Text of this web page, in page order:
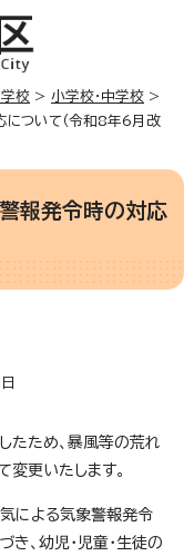
学校 > 小学校・中学校 >
ついて（令和8年6月改
報発令時の対応
たため、暴風等の荒れ
更いたします。
気による気象警報発令
、幼児・児童・生徒の